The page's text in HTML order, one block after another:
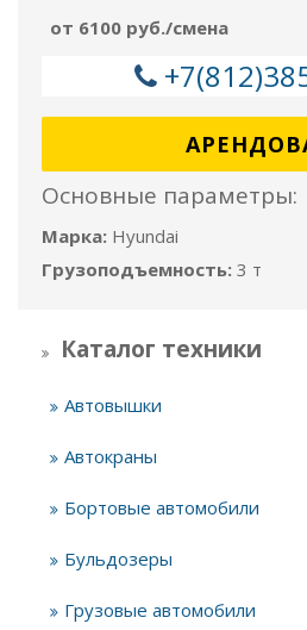
от 6100 руб./смена
Основные параметры:
Марка: Hyundai
Грузоподъемность: 3 т
Каталог техники
Автовышки
Автокраны
Бортовые автомобили
Бульдозеры
Грузовые автомобили